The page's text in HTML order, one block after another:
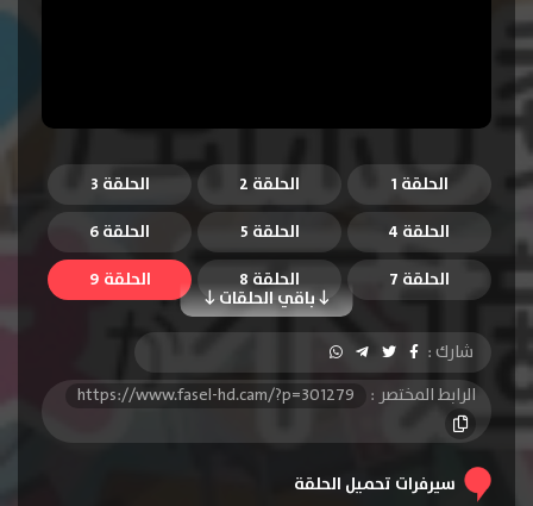
الحلقة 1 الحلقة 2
الحلقة 3
الحلقة 4
الحلقة 5 الحلقة 6
باقي الحلقات
الحلقة 7 الحلقة 8
الحلقة 9
الحلقة 11
شارك :
الرابط المختصر :
https://www.fasel-hd.cam/?p=301279
سيرفرات تحميل الحلقة